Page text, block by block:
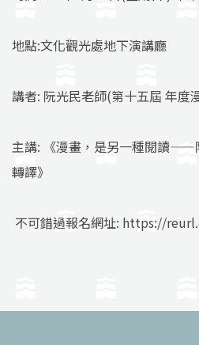
地點:文化觀光處地下演講廳
講者: 阮光民老師(第十五屆 年度
主講: 《漫畫，是另一種閱讀——
轉譯》
不可錯過報名網址: https://